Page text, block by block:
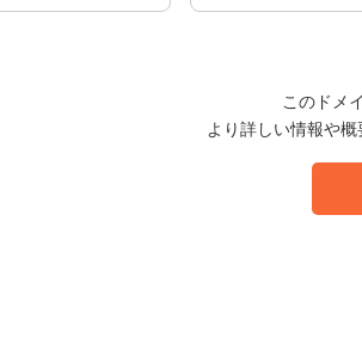
このドメ
より詳しい情報や